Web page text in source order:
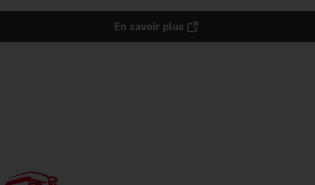
En savoir plus